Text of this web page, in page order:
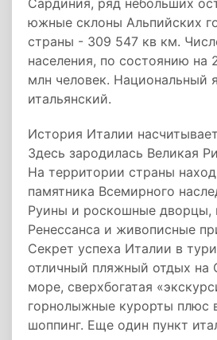
Сардиния, ряд небольших
южные склоны Альпийских
страны - 309 547 кв км.
населения, по состоянию на
млн человек. Национальный
итальянский.
История Италии
Здесь зародилась Великая
На территории страны
памятника Всемирного
Руины и роскошные дворцы,
Ренессанса и живописные
Секрет успеха Италии в
отличный пляжный отдых на
море, сверхбогатая
горнолыжные курорты плюс
шоппинг. Еще один пункт